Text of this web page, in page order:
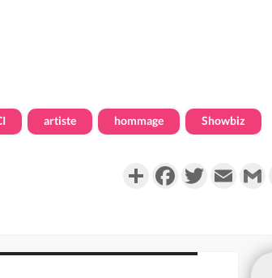
artiste hommage Showbiz
PartagerFacebookTwitterEmail